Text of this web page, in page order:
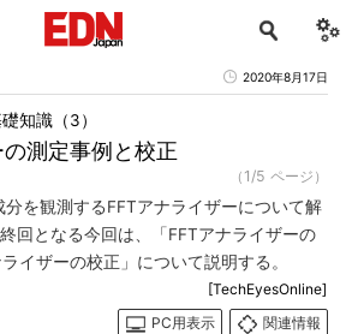
2020年8月17日
測定事例と校正
知識（3）
（1/5 ページ）
を観測するFFTアナライザーについて解
回となる今回は、「FFTアナライザーの
イザーの校正」について説明する。
[TechEyesOnline]
PC用表示
関連情報